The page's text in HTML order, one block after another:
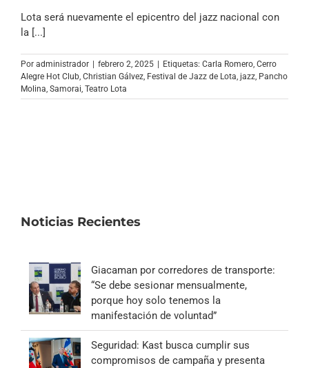
Especiales
Lota será nuevamente el epicentro del jazz nacional con
la [...]
Por administrador | febrero 2, 2025 | Etiquetas: Carla Romero Cerro
Alegre Hot Club Christian Gálvez Festival de Jazz de Lota jazz Pancho
Molina Samorai Teatro Lota
Noticias Recientes
Giacaman por corredores de transporte:
“Se debe sesionar mensualmente,
porque hoy solo tenemos la
manifestación de voluntad”
Seguridad: Kast busca cumplir sus
compromisos de campaña y presenta